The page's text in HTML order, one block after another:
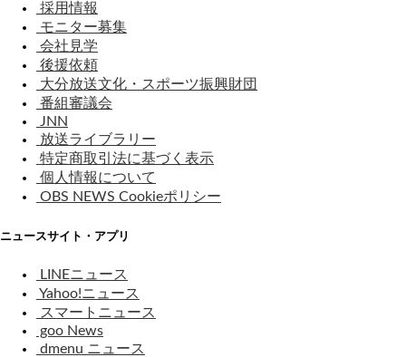
採用情報
モニター募集
会社見学
後援依頼
大分放送文化・スポーツ振興財団
番組審議会
JNN
放送ライブラリー
特定商取引法に基づく表示
個人情報について
OBS NEWS Cookieポリシー
ニュースサイト・アプリ
LINEニュース
Yahoo!ニュース
スマートニュース
goo News
dmenu ニュース